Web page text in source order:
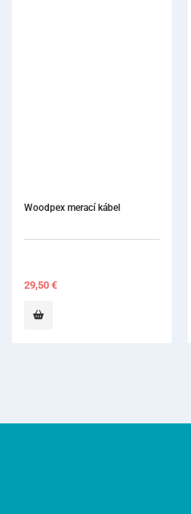
Endo Smart +